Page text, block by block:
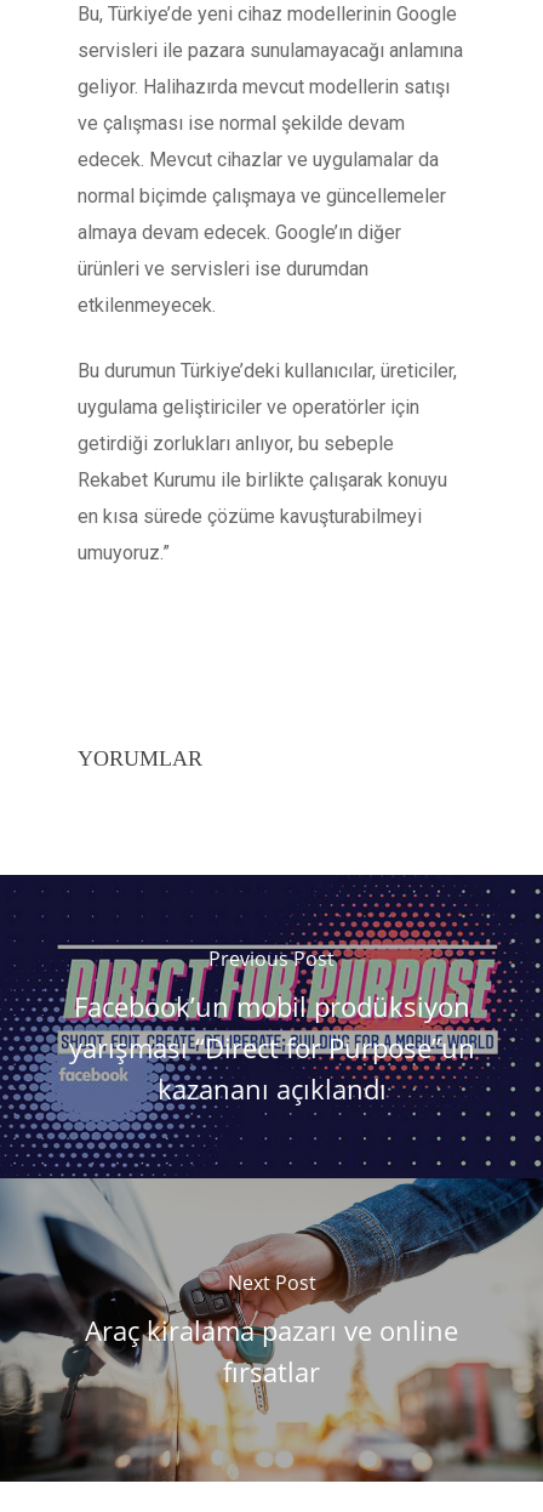
Bu, Türkiye’de yeni cihaz modellerinin Google
servisleri ile pazara sunulamayacağı anlamına
geliyor. Halihazırda mevcut modellerin satışı
ve çalışması ise normal şekilde devam
edecek. Mevcut cihazlar ve uygulamalar da
normal biçimde çalışmaya ve güncellemeler
almaya devam edecek. Google’ın diğer
ürünleri ve servisleri ise durumdan
etkilenmeyecek.
Bu durumun Türkiye’deki kullanıcılar, üreticiler,
uygulama geliştiriciler ve operatörler için
getirdiği zorlukları anlıyor, bu sebeple
Rekabet Kurumu ile birlikte çalışarak konuyu
en kısa sürede çözüme kavuşturabilmeyi
umuyoruz.”
YORUMLAR
Previous Post
Facebook’un mobil prodüksiyon
yarışması “Direct for Purpose”un
kazananı açıklandı
Next Post
Araç kiralama pazarı ve online
fırsatlar